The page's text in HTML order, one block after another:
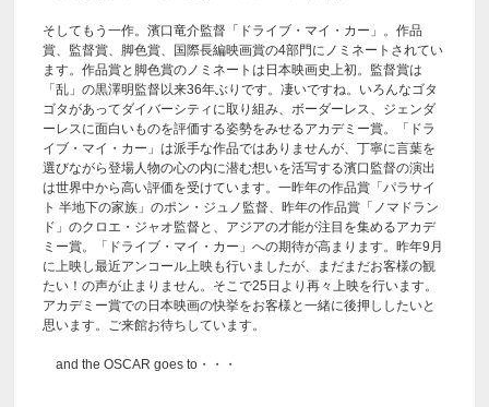
そしてもう一作。濱口竜介監督「ドライブ・マイ・カー」。作品
賞、監督賞、脚色賞、国際長編映画賞の4部門にノミネートされてい
ます。作品賞と脚色賞のノミネートは日本映画史上初。監督賞は
「乱」の黒澤明監督以来36年ぶりです。凄いですね。いろんなゴタ
ゴタがあってダイバーシティに取り組み、ボーダーレス、ジェンダ
ーレスに面白いものを評価する姿勢をみせるアカデミー賞。「ドラ
イブ・マイ・カー」は派手な作品ではありませんが、丁寧に言葉を
選びながら登場人物の心の内に潜む想いを活写する濱口監督の演出
は世界中から高い評価を受けています。一昨年の作品賞「パラサイ
ト 半地下の家族」のポン・ジュノ監督、昨年の作品賞「ノマドラン
ド」のクロエ・ジャオ監督と、アジアの才能が注目を集めるアカデ
ミー賞。「ドライブ・マイ・カー」への期待が高まります。昨年9月
に上映し最近アンコール上映も行いましたが、まだまだお客様の観
たい！の声が止まりません。そこで25日より再々上映を行います。
アカデミー賞での日本映画の快挙をお客様と一緒に後押ししたいと
思います。ご来館お待ちしています。
and the OSCAR goes to・・・